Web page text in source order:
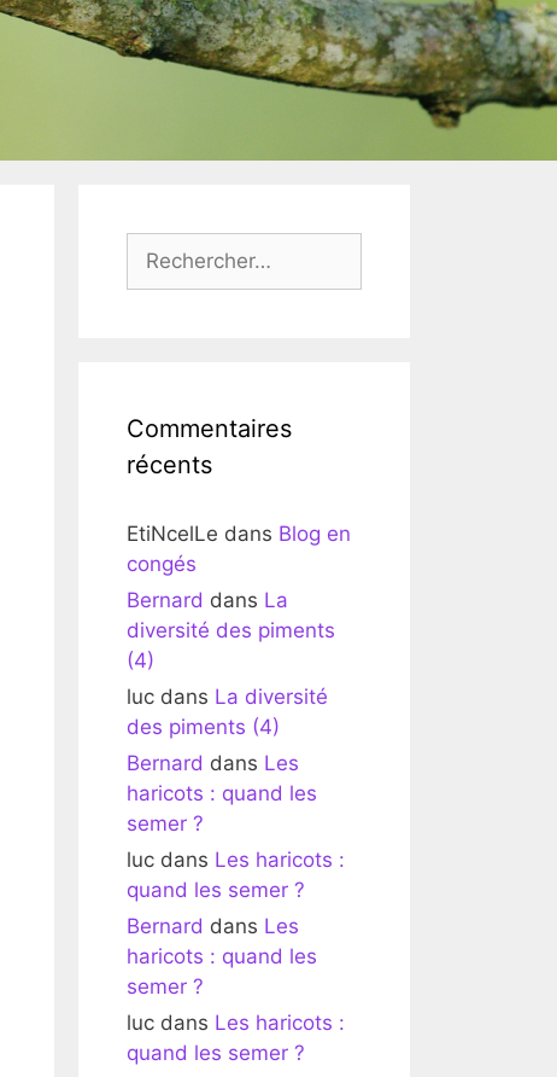
Commentaires
récents
EtiNcelLe dans Blog en
congés
Bernard dans La
diversité des piments
(4)
luc dans La diversité
des piments (4)
Bernard dans Les
haricots : quand les
semer ?
luc dans Les haricots :
quand les semer ?
Bernard dans Les
haricots : quand les
semer ?
luc dans Les haricots :
quand les semer ?